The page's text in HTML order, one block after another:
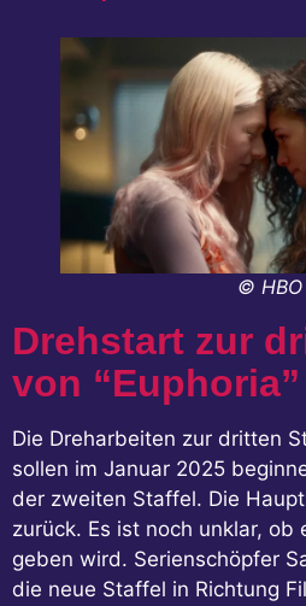
© HBO
Drehstart zur
von
Die Dreharbeiten zur dritten
sollen im Januar 2025
der zweiten Staffel. Die
zurück. Es ist noch unklar, ob
geben wird. Serienschöpfer
die neue Staffel in Richtung